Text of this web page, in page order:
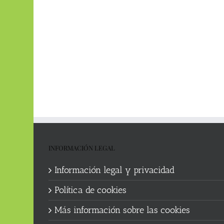
INFORMACIÓN LEGAL
Información legal y privacidad
Política de cookies
Más información sobre las cookies